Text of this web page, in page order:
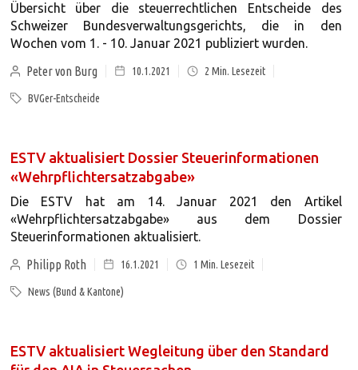
Übersicht über die steuerrechtlichen Entscheide des
Schweizer Bundesverwaltungsgerichts, die in den
Wochen vom 1. - 10. Januar 2021 publiziert wurden.
Peter von Burg
10.1.2021 2 Min. Lesezeit
BVGer-Entscheide
ESTV aktualisiert Dossier Steuerinformationen
«Wehrpflichtersatzabgabe»
Die ESTV hat am 14. Januar 2021 den Artikel
«Wehrpflichtersatzabgabe» aus dem Dossier
Steuerinformationen aktualisiert.
Philipp Roth
16.1.2021 1 Min. Lesezeit
News (Bund & Kantone)
ESTV aktualisiert Wegleitung über den Standard